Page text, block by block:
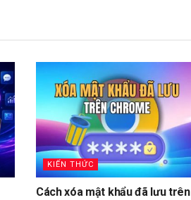
KIẾN THỨC
Cách xóa mật khẩu đã lưu trên